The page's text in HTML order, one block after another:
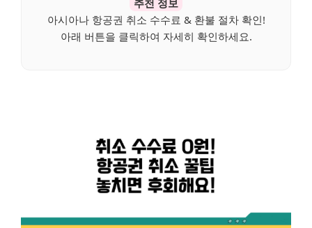
추천 정보
아시아나 항공권 취소 수수료 & 환불 절차 확인!
아래 버튼을 클릭하여 자세히 확인하세요.